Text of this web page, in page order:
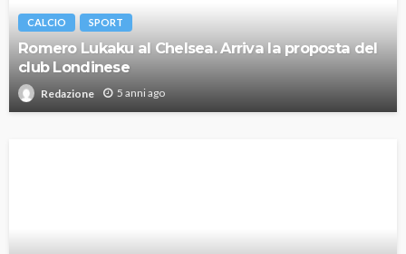
CALCIO SPORT
Romero Lukaku al Chelsea. Arriva la proposta del
club Londinese
Redazione 5 anni ago